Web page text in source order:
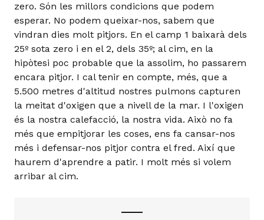
zero. Són les millors condicions que podem
esperar. No podem queixar-nos, sabem que
vindran dies molt pitjors. En el camp 1 baixarà dels
25º sota zero i en el 2, dels 35º; al cim, en la
hipòtesi poc probable que la assolim, ho passarem
encara pitjor. I cal tenir en compte, més, que a
5.500 metres d'altitud nostres pulmons capturen
la meitat d'oxigen que a nivell de la mar. I l'oxigen
és la nostra calefacció, la nostra vida. Això no fa
més que empitjorar les coses, ens fa cansar-nos
més i defensar-nos pitjor contra el fred. Així que
haurem d'aprendre a patir. I molt més si volem
arribar al cim.